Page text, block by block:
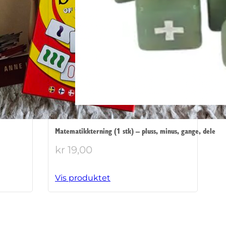
Matematikkterning (1 stk) – pluss, minus, gange, dele
kr 19,00
Vis produktet